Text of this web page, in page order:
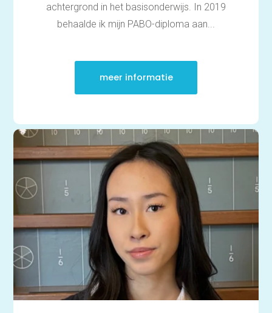
achtergrond in het basisonderwijs. In 2019
behaalde ik mijn PABO-diploma aan...
meer informatie